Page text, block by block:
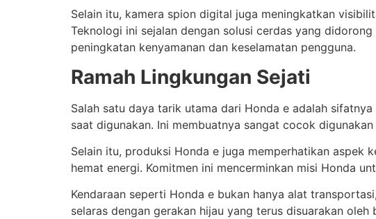
Selain itu, kamera spion digital juga meningkatkan
Teknologi ini sejalan dengan solusi cerdas yang
peningkatan kenyamanan dan keselamatan pengguna.
Ramah Lingkungan Sejati
Salah satu daya tarik utama dari Honda e adalah sifatnya
saat digunakan. Ini membuatnya sangat cocok
Selain itu, produksi Honda e juga memperhatikan aspek
hemat energi. Komitmen ini mencerminkan misi Honda
Kendaraan seperti Honda e bukan hanya alat
selaras dengan gerakan hijau yang terus disuarakan